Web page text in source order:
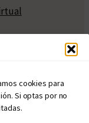
cookies para
Si optas por no